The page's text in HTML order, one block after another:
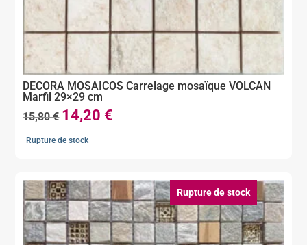
DECORA MOSAICOS Carrelage mosaïque VOLCAN
Marfil 29×29 cm
15,80€ Le
prix
15,80 €.
14,20 €
14,20 €.
Rupture de stock
Rupture de stock